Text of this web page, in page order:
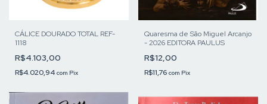
CÁLICE DOURADO TOTAL REF-
1118
R$4.103,00
R$4.020,94 com Pix
Quaresma de São Miguel Arcanjo
- 2026 EDITORA PAULUS
R$12,00
R$11,76 com Pix